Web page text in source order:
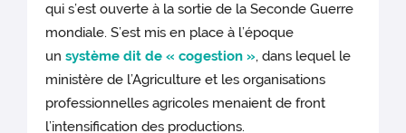
qui s’est ouverte à la sortie de la Seconde Guerre
mondiale. S’est mis en place à l’époque
unsystème dit de « cogestion », dans lequel le
ministère de l’Agriculture et les organisations
professionnelles agricoles menaient de front
l’intensification des productions.